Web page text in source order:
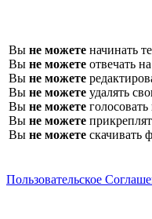
Вы не можете начинать
Вы не можете отвечать
Вы не можете
Вы не можете удалять
Вы не можете
Вы не можете
Вы не можете скачивать
Пользовательское